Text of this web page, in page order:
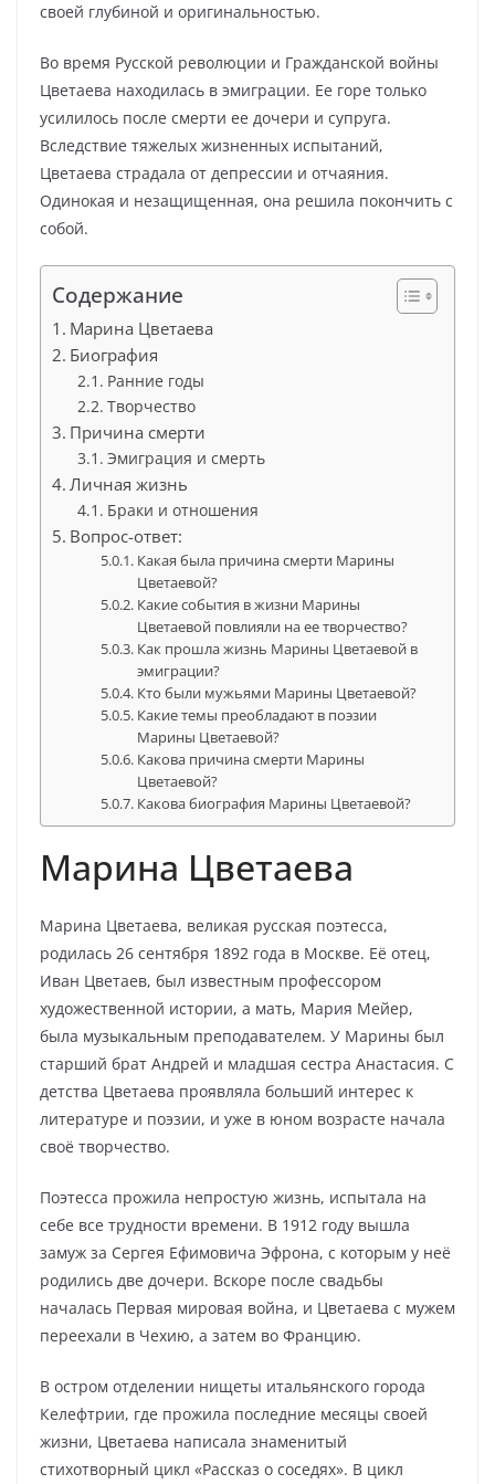
своей глубиной и оригинальностью.
Во время Русской революции и Гражданской войны
Цветаева находилась в эмиграции. Ее горе только
усилилось после смерти ее дочери и супруга.
Вследствие тяжелых жизненных испытаний,
Цветаева страдала от депрессии и отчаяния.
Одинокая и незащищенная, она решила покончить с
собой.
Содержание
Марина Цветаева
Биография
Ранние годы
Творчество
Причина смерти
Эмиграция и смерть
Личная жизнь
Браки и отношения
Вопрос-ответ:
Какая была причина смерти Марины
Цветаевой?
Какие события в жизни Марины
Цветаевой повлияли на ее творчество?
Как прошла жизнь Марины Цветаевой в
эмиграции?
Кто были мужьями Марины Цветаевой?
Какие темы преобладают в поэзии
Марины Цветаевой?
Какова причина смерти Марины
Цветаевой?
Какова биография Марины Цветаевой?
Марина Цветаева
Марина Цветаева, великая русская поэтесса,
родилась 26 сентября 1892 года в Москве. Её отец,
Иван Цветаев, был известным профессором
художественной истории, а мать, Мария Мейер,
была музыкальным преподавателем. У Марины был
старший брат Андрей и младшая сестра Анастасия. С
детства Цветаева проявляла больший интерес к
литературе и поэзии, и уже в юном возрасте начала
своё творчество.
Поэтесса прожила непростую жизнь, испытала на
себе все трудности времени. В 1912 году вышла
замуж за Сергея Ефимовича Эфрона, с которым у неё
родились две дочери. Вскоре после свадьбы
началась Первая мировая война, и Цветаева с мужем
переехали в Чехию, а затем во Францию.
В остром отделении нищеты итальянского города
Келефтрии, где прожила последние месяцы своей
жизни, Цветаева написала знаменитый
стихотворный цикл «Рассказ о соседях». В цикл